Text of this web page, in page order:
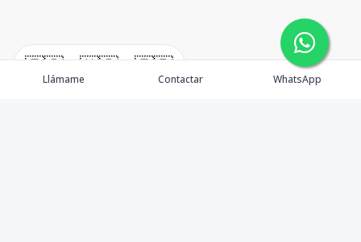
🇪🇸 🇺🇸 🇫🇷
Llámame Contactar WhatsApp